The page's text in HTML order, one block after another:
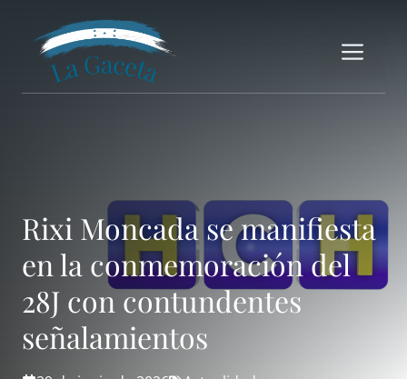
contenido
Rixi Moncada se manifiesta
en la conmemoración del
28J con contundentes
señalamientos